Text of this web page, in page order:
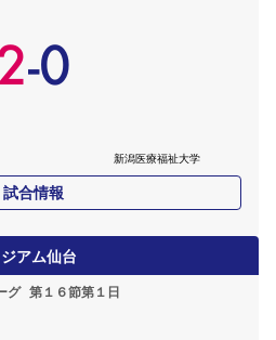
-0
新潟医療福祉大学
試合情報
アム仙台
グ 第１６節第１日